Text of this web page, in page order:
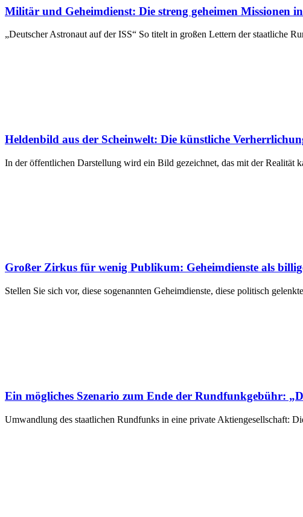
Militär und Geheimdienst: Die streng geheimen Missionen
„Deutscher Astronaut auf der ISS“ So titelt in großen Lettern der staatliche
Heldenbild aus der Scheinwelt: Die künstliche
In der öffentlichen Darstellung wird ein Bild gezeichnet, das mit der Realität
Großer Zirkus für wenig Publikum: Geheimdienste als
Stellen Sie sich vor, diese sogenannten Geheimdienste, diese politisch
Ein mögliches Szenario zum Ende der Rundfunkgebühr:
Umwandlung des staatlichen Rundfunks in eine private Aktiengesellschaft: